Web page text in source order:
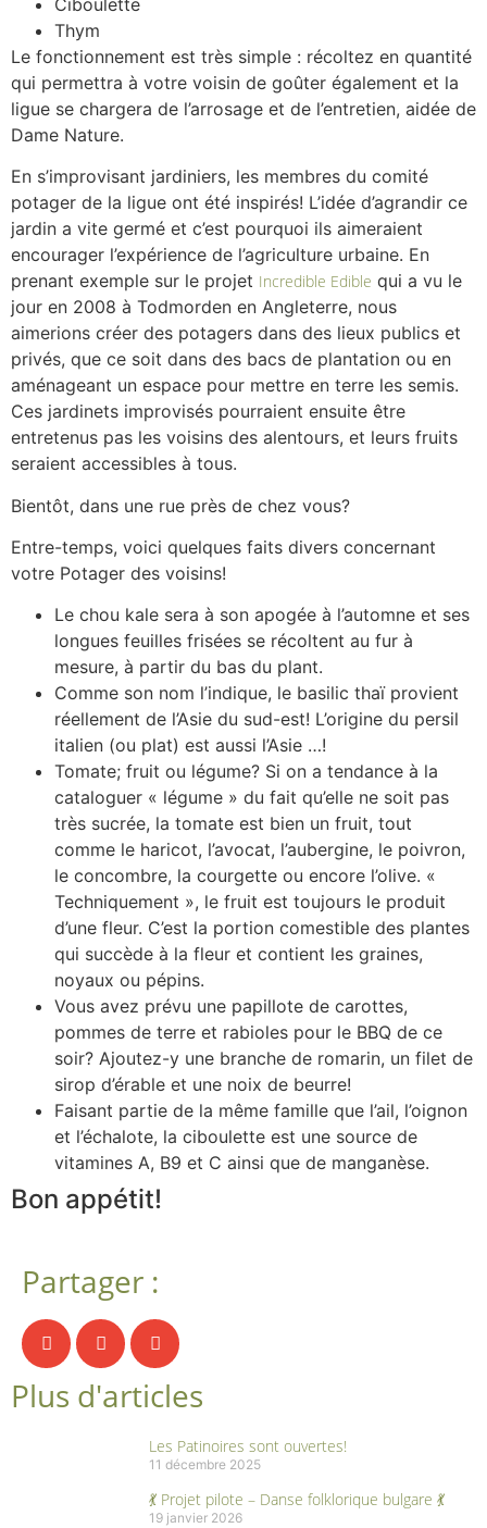
Thym
Le fonctionnement est très simple : récoltez en quantité
qui permettra à votre voisin de goûter également et la
ligue se chargera de l’arrosage et de l’entretien, aidée de
Dame Nature.
En s’improvisant jardiniers, les membres du comité
potager de la ligue ont été inspirés! L’idée d’agrandir ce
jardin a vite germé et c’est pourquoi ils aimeraient
encourager l’expérience de l’agriculture urbaine. En
prenant exemple sur le projet Incredible Edible qui a vu le
jour en 2008 à Todmorden en Angleterre, nous
aimerions créer des potagers dans des lieux publics et
privés, que ce soit dans des bacs de plantation ou en
aménageant un espace pour mettre en terre les semis.
Ces jardinets improvisés pourraient ensuite être
entretenus pas les voisins des alentours, et leurs fruits
seraient accessibles à tous.
Bientôt, dans une rue près de chez vous?
Entre-temps, voici quelques faits divers concernant
votre Potager des voisins!
Le chou kale sera à son apogée à l’automne et ses
longues feuilles frisées se récoltent au fur à
mesure, à partir du bas du plant.
Comme son nom l’indique, le basilic thaï provient
réellement de l’Asie du sud-est! L’origine du persil
italien (ou plat) est aussi l’Asie …!
Tomate; fruit ou légume? Si on a tendance à la
cataloguer « légume » du fait qu’elle ne soit pas
très sucrée, la tomate est bien un fruit, tout
comme le haricot, l’avocat, l’aubergine, le poivron,
le concombre, la courgette ou encore l’olive. «
Techniquement », le fruit est toujours le produit
d’une fleur. C’est la portion comestible des plantes
qui succède à la fleur et contient les graines,
noyaux ou pépins.
Vous avez prévu une papillote de carottes,
pommes de terre et rabioles pour le BBQ de ce
soir? Ajoutez-y une branche de romarin, un filet de
sirop d’érable et une noix de beurre!
Faisant partie de la même famille que l’ail, l’oignon
et l’échalote, la ciboulette est une source de
vitamines A, B9 et C ainsi que de manganèse.
Bon appétit!
Partager :
Plus d'articles
Les Patinoires sont ouvertes!
11 décembre 2025
💃 Projet pilote – Danse folklorique bulgare 💃
19 janvier 2026